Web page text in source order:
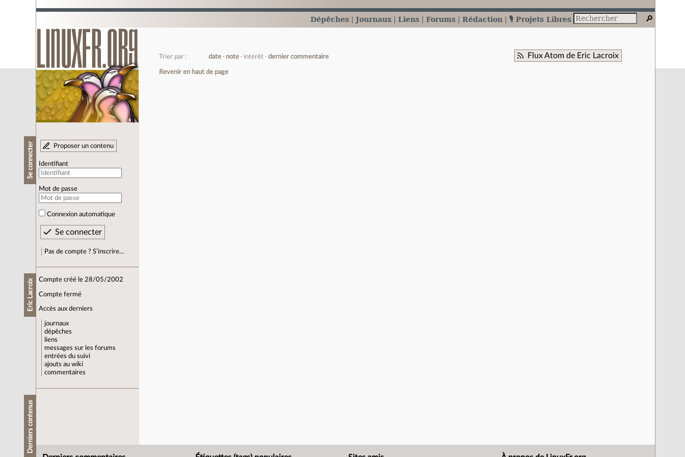
Dépêches Journaux Liens Forums Rédaction 🎙️ Projets Libres
Se connecter Proposer un contenu
Identifiant
Mot de passe
Connexion automatique
Pas de compte ? S’inscrire…
Eric Lacroix Compte créé le 28/05/2002
Compte fermé
Accès aux derniers
journaux
dépêches
liens
messages sur les forums
entrées du suivi
ajouts au wiki
commentaires
Derniers contenus
Flux Atom de Eric Lacroix
Trier par : date note intérêt dernier commentaire
Revenir en haut de page